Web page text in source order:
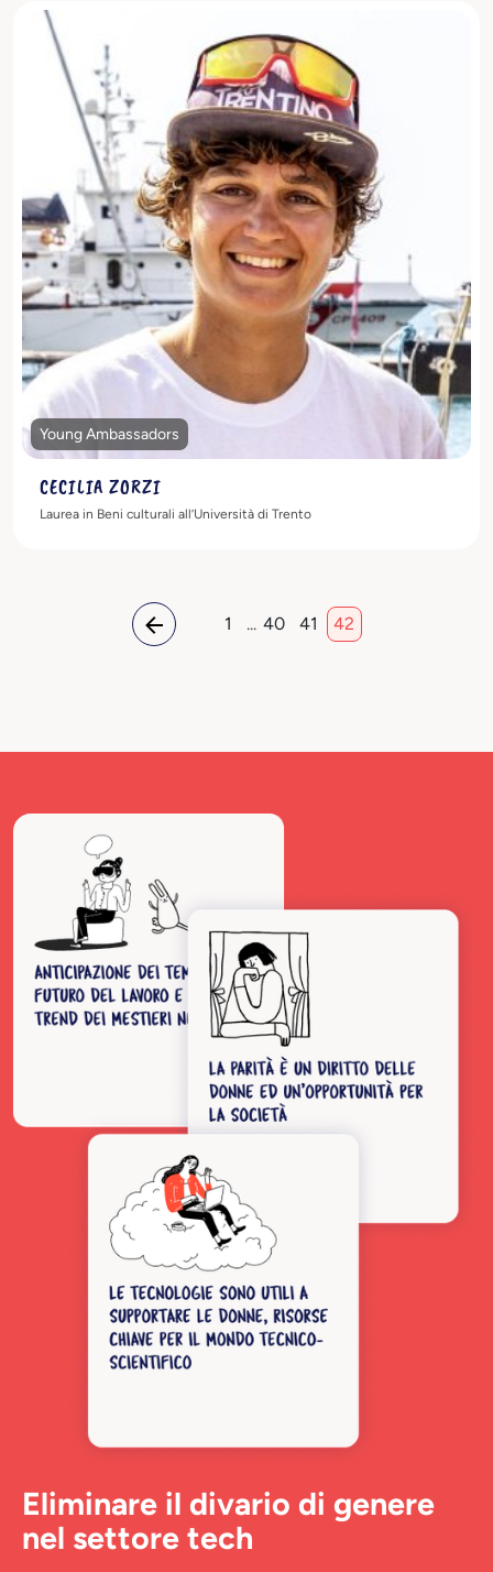
Scopri di più
Young Ambassadors
CECILIA ZORZI
Laurea in Beni culturali all’Università di Trento
1 ... 40 41 42
Eliminare il divario di genere
nel settore tech